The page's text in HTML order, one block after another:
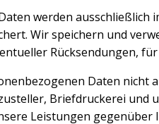
werden ausschließlich
Wir speichern und
Rücksendungen,
Daten nicht
Briefdruckerei und
Leistungen